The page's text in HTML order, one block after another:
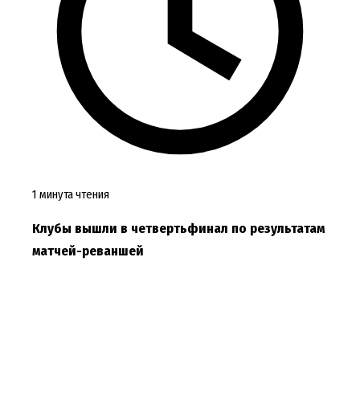
1 минута чтения
Клубы вышли в четвертьфинал по результатам
матчей-реваншей